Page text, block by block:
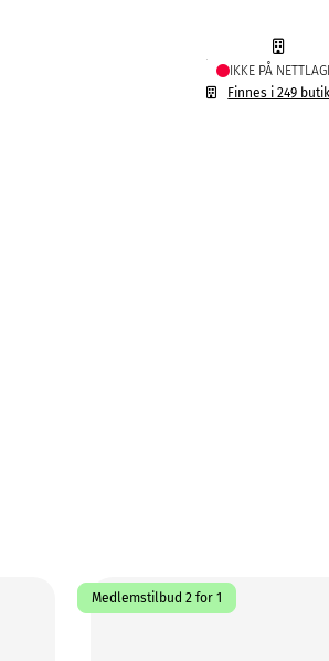
IKKE PÅ
Finnes i 249
Medlemstilbud 2 for 1